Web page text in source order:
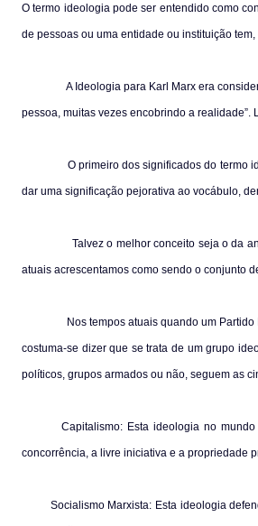
O termo ideologia pode ser entendido como
de pessoas ou uma entidade ou instituição
A Ideologia para Karl Marx era
pessoa, muitas vezes encobrindo a realidade”.
O primeiro dos significados do termo
dar uma significação pejorativa ao vocábulo,
Talvez o melhor conceito seja o da
atuais acrescentamos como sendo o conjunto
Nos tempos atuais quando um
costuma-se dizer que se trata de um grupo
políticos, grupos armados ou não, seguem as
Capitalismo: Esta ideologia no
concorrência, a livre iniciativa e a propriedade
Socialismo Marxista: Esta ideologia